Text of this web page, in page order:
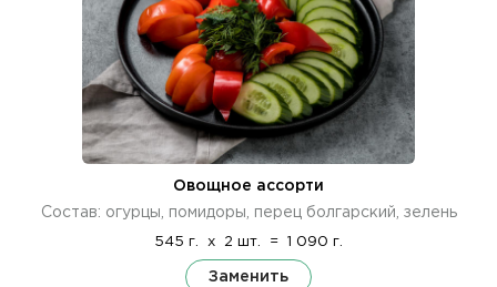
Овощное ассорти
Состав: огурцы, помидоры, перец болгарский, зелень
545 г. x 2 шт. = 1 090 г.
Заменить